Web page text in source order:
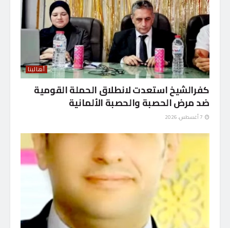
أهالينا
كفرالشيخ استعدت لانطلاق الحملة القومية
ضد مرض الحصبة والحصبة الألمانية